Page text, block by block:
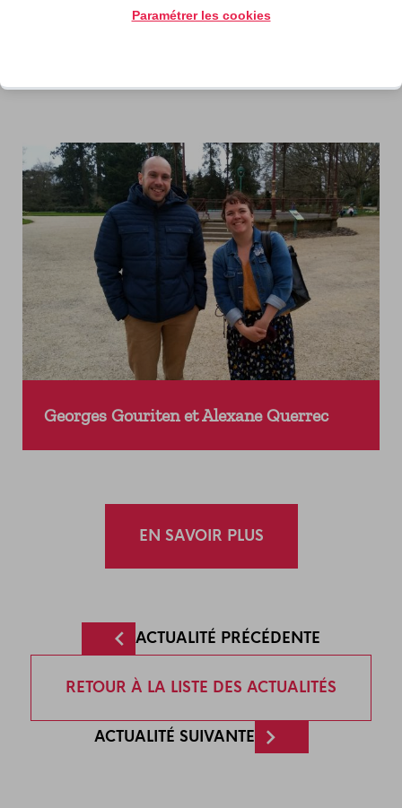
Georges Gouriten et Alexane Querrec
EN SAVOIR PLUS
ACTUALITÉ PRÉCÉDENTE
RETOUR À LA LISTE DES ACTUALITÉS
ACTUALITÉ SUIVANTE
Paramétrer les cookies